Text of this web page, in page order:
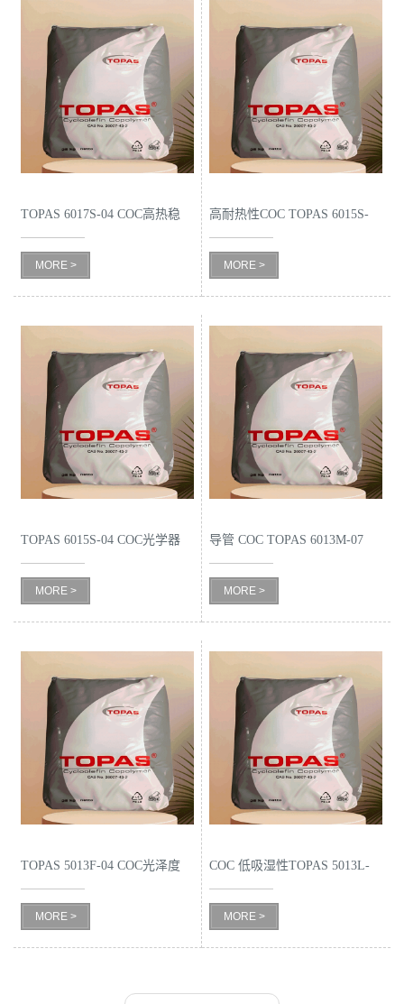
TOPAS 6017S-04 COC高热稳
定性
MORE >
高耐热性COC TOPAS 6015S-
04
MORE >
TOPAS 6015S-04 COC光学器
件
MORE >
导管 COC TOPAS 6013M-07
MORE >
TOPAS 5013F-04 COC光泽度
MORE >
COC 低吸湿性TOPAS 5013L-
10
MORE >